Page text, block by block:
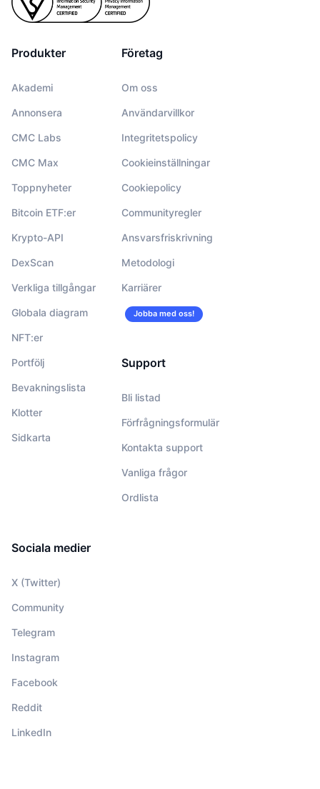
Produkter
Akademi
Annonsera
CMC Labs
CMC Max
Toppnyheter
Bitcoin ETF:er
Krypto-API
DexScan
Verkliga tillgångar
Globala diagram
NFT:er
Portfölj
Bevakningslista
Klotter
Sidkarta
Företag
Om oss
Användarvillkor
Integritetspolicy
Cookieinställningar
Cookiepolicy
Communityregler
Ansvarsfriskrivning
Metodologi
Karriärer
Jobba med oss!
Support
Bli listad
Förfrågningsformulär
Kontakta support
Vanliga frågor
Ordlista
Sociala medier
X (Twitter)
Community
Telegram
Instagram
Facebook
Reddit
LinkedIn